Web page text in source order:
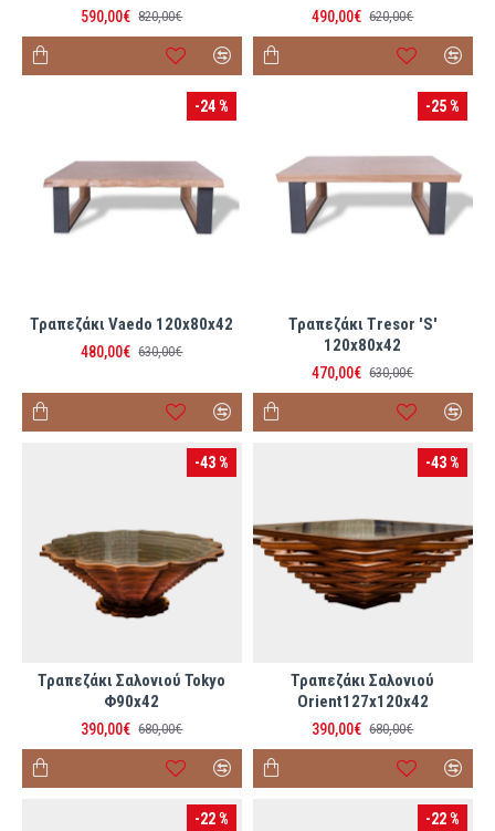
590,00€ 820,00€ 490,00€ 620,00€
-24 %
Τραπεζάκι Vaedo 120x80x42
480,00€ 630,00€
-25 %
Τραπεζάκι Tresor 'S'
120x80x42
470,00€ 630,00€
-43 %
Τραπεζάκι Σαλονιού Tokyo
Φ90x42
390,00€ 680,00€
-43 %
Τραπεζάκι Σαλονιού
Orient127x120x42
390,00€ 680,00€
-22 % -22 %